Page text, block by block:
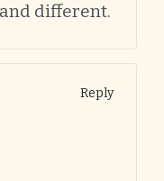
different.
Reply